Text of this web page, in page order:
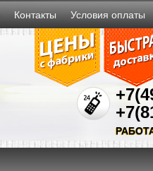
Контакты Условия оплаты